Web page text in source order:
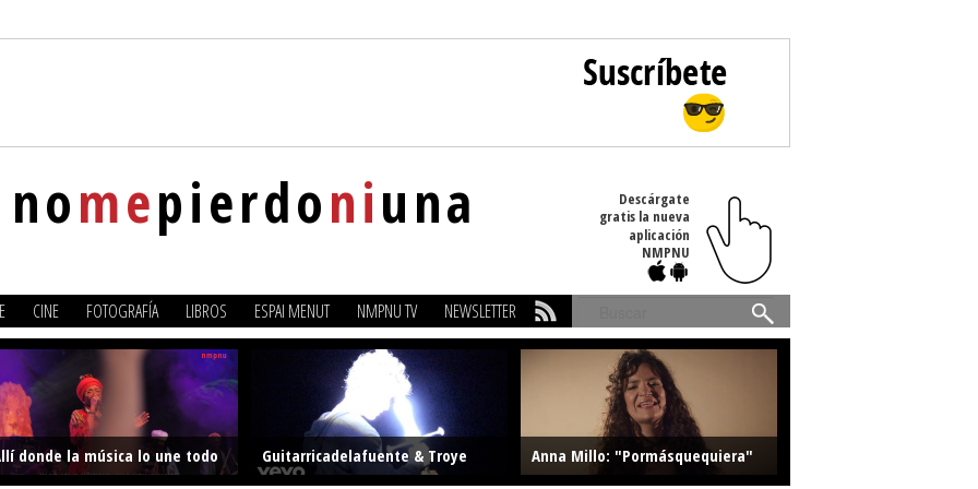
nomepierdoniuna
Descárgate
gratis la nueva
aplicación
NMPNU
CINE FOTOGRAFÍA LIBROS ESPAI MENUT NMPNU TV NEWSLETTER
Buscar
donde la música lo une todo
Guitarricadelafuente & Troye
Anna Millo: "Pormásquequiera"